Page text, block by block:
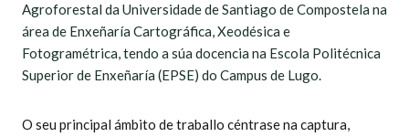
Agroforestal da Universidade de Santiago de Compostela na
área de Enxeñaría Cartográfica, Xeodésica e
Fotogramétrica, tendo a súa docencia na Escola Politécnica
Superior de Enxeñaría (EPSE) do Campus de Lugo.
O seu principal ámbito de traballo céntrase na captura,